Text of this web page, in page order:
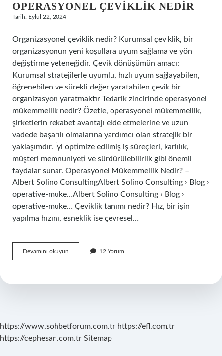
OPERASYONEL ÇEVIKLIK NEDIR
Tarih: Eylül 22, 2024
Organizasyonel çeviklik nedir? Kurumsal çeviklik, bir
organizasyonun yeni koşullara uyum sağlama ve yön
değiştirme yeteneğidir. Çevik dönüşümün amacı:
Kurumsal stratejilerle uyumlu, hızlı uyum sağlayabilen,
öğrenebilen ve sürekli değer yaratabilen çevik bir
organizasyon yaratmaktır Tedarik zincirinde operasyonel
mükemmellik nedir? Özetle, operasyonel mükemmellik,
şirketlerin rekabet avantajı elde etmelerine ve uzun
vadede başarılı olmalarına yardımcı olan stratejik bir
yaklaşımdır. İyi optimize edilmiş iş süreçleri, karlılık,
müşteri memnuniyeti ve sürdürülebilirlik gibi önemli
faydalar sunar. Operasyonel Mükemmellik Nedir? –
Albert Solino ConsultingAlbert Solino Consulting › Blog ›
operative-muke…Albert Solino Consulting › Blog ›
operative-muke… Çeviklik tanımı nedir? Hız, bir işin
yapılma hızını, esneklik ise çevresel…
Devamını okuyun Operasyonel
Çeviklik
12 Yorum
https://www.sohbetforum.com.tr https://efl.com.tr
https://cephesan.com.tr Sitemap